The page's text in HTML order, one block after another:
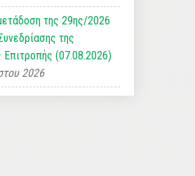
της 29ης/2026
της
Επιτροπής (07.08.2026)
2026